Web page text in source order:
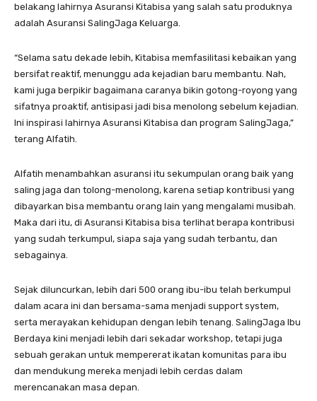
belakang lahirnya Asuransi Kitabisa yang salah satu produknya
adalah Asuransi SalingJaga Keluarga.
“Selama satu dekade lebih, Kitabisa memfasilitasi kebaikan yang
bersifat reaktif, menunggu ada kejadian baru membantu. Nah,
kami juga berpikir bagaimana caranya bikin gotong-royong yang
sifatnya proaktif, antisipasi jadi bisa menolong sebelum kejadian.
Ini inspirasi lahirnya Asuransi Kitabisa dan program SalingJaga,”
terang Alfatih.
Alfatih menambahkan asuransi itu sekumpulan orang baik yang
saling jaga dan tolong-menolong, karena setiap kontribusi yang
dibayarkan bisa membantu orang lain yang mengalami musibah.
Maka dari itu, di Asuransi Kitabisa bisa terlihat berapa kontribusi
yang sudah terkumpul, siapa saja yang sudah terbantu, dan
sebagainya.
Sejak diluncurkan, lebih dari 500 orang ibu-ibu telah berkumpul
dalam acara ini dan bersama-sama menjadi support system,
serta merayakan kehidupan dengan lebih tenang. SalingJaga Ibu
Berdaya kini menjadi lebih dari sekadar workshop, tetapi juga
sebuah gerakan untuk mempererat ikatan komunitas para ibu
dan mendukung mereka menjadi lebih cerdas dalam
merencanakan masa depan.